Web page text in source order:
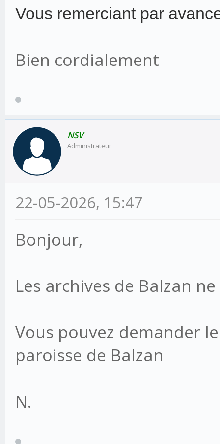
Vous remerciant par
Bien cordialement
NSV
Administrateur
22-05-2026, 15:47
Bonjour,
Les archives de Balzan
Vous pouvez demander
paroisse de Balzan
N.